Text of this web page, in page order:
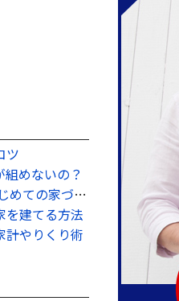
ツ
めないの？
ての家づくり
を建てる方法
計やりくり術